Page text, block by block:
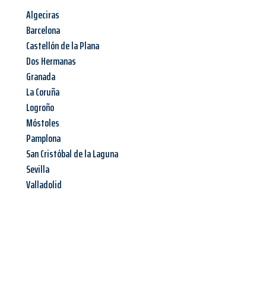
Algeciras
Barcelona
Castellón de la Plana
Dos Hermanas
Granada
La Coruña
Logroño
Móstoles
Pamplona
San Cristóbal de la Laguna
Sevilla
Valladolid